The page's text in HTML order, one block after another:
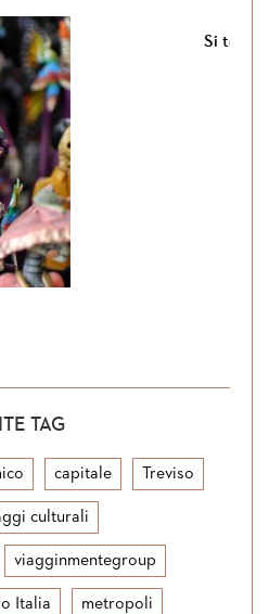
in Giordania
TAG
capitale Treviso
culturali
viagginmentegroup
Italia metropoli